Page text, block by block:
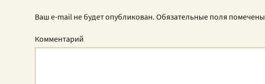
Ваш e-mail не будет опубликован. Обязательные поля помечены
Комментарий